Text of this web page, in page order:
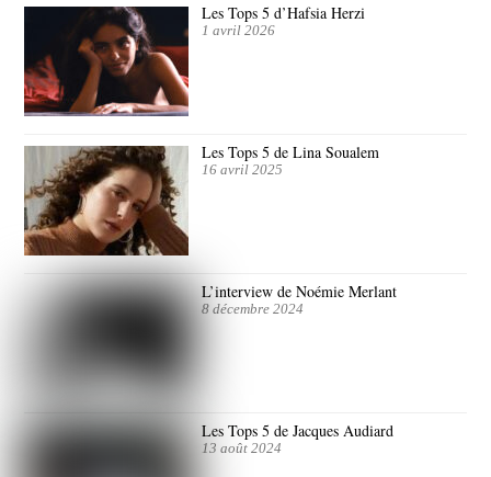
Les Tops 5 d’Hafsia Herzi
1 avril 2026
Les Tops 5 de Lina Soualem
16 avril 2025
L’interview de Noémie Merlant
8 décembre 2024
Les Tops 5 de Jacques Audiard
13 août 2024